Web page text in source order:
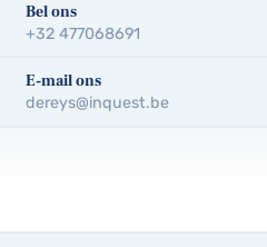
Bel ons
+32 477068691
E-mail ons
dereys@inquest.be